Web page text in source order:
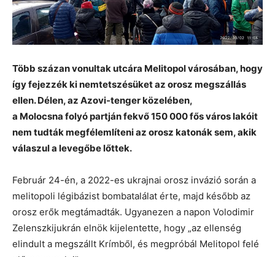
Több százan vonultak utcára Melitopol városában, hogy
így fejezzék ki nemtetszésüket az orosz megszállás
ellen. Délen, az Azovi-tenger közelében,
a Molocsna folyó partján fekvő 150 000 fős város lakóit
nem tudták megfélemlíteni az orosz katonák sem, akik
válaszul a levegőbe lőttek.
Február 24-én, a 2022-es ukrajnai orosz invázió során a
melitopoli légibázist bombatalálat érte, majd később az
orosz erők megtámadták. Ugyanezen a napon Volodimir
Zelenszkijukrán elnök kijelentette, hogy „az ellenség
elindult a megszállt Krímből, és megpróbál Melitopol felé